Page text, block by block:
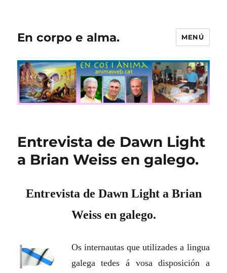
En corpo e alma. MENÚ
Entrevista de Dawn Light
a Brian Weiss en galego.
Entrevista de Dawn Light a Brian
Weiss en galego.
Os internautas que utilizades a lingua
galega tedes á vosa disposición a